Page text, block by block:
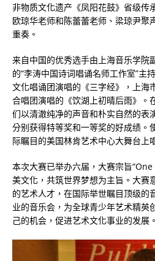
非物质文化遗产《凤阳花鼓》省级传
欧琼华老师和陈蕾蕾老师、梁琼尹聚
重奏。
来自中国的优秀选手由上海音乐学院
的“李涛中国诗词唱诵名师工作室”主
文化唱诵团演唱的《三字经》，上海
合唱团演唱的《饮湖上初晴后雨》。
们以清澈纯净的声音和朴实自然的表
分别获得特等奖和一等奖的好成绩。
际瞩目的美国林肯艺术中心大舞台上
本次大赛已举办六届，大赛宗旨“One
美文化，共筑世界梦想为主旨。大赛
的艺术人才，在国际举世瞩目顶级的
业的音乐会，为全球青少年艺术精英
己的机会，促进艺术文化事业的发展。